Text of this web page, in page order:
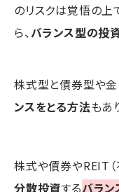
のリスクは覚悟の上
ら、 バランス型の投
株式型と債券型や金
ンスをとる方法もあ
株式や債券やREIT
分散投資するバラン